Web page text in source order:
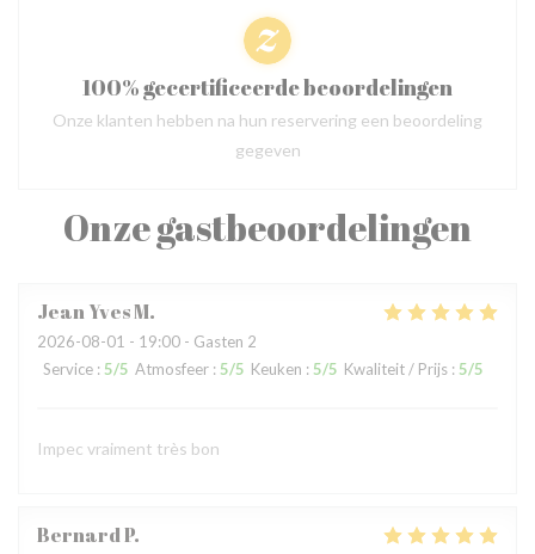
Onze gastbeoordelingen
Jean YvesM
2026-08-01 - 19:00 - Gasten 2
Service : 5/5 Atmosfeer : 5/5 Keuken : 5/5 Kwaliteit / Prijs : 5/5
Impec vraiment très bon
BernardP
100% gecertificeerde beoordelingen
Onze klanten hebben na hun reservering een beoordeling
gegeven